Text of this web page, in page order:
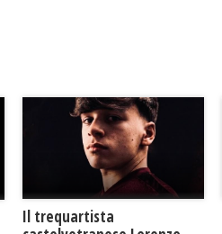
Il trequartista